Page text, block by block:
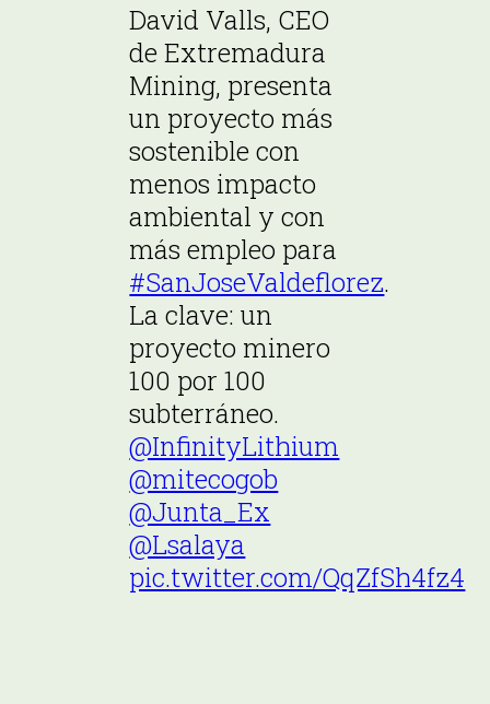
David Valls, CEO
de Extremadura
Mining, presenta
un proyecto más
sostenible con
menos impacto
ambiental y con
más empleo para
#SanJoseValdeflorez.
La clave: un
proyecto minero
100 por 100
subterráneo.
@InfinityLithium
@mitecogob
@Junta_Ex
@Lsalaya
pic.twitter.com/QqZfSh4fz4